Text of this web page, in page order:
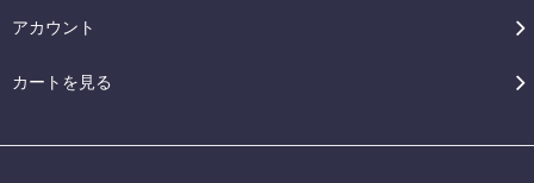
アカウント
カートを見る